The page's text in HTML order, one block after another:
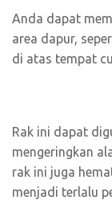
Anda dapat
area dapur,
di atas tempat
Rak ini dapat
mengeringkan
rak ini juga
menjadi terlalu